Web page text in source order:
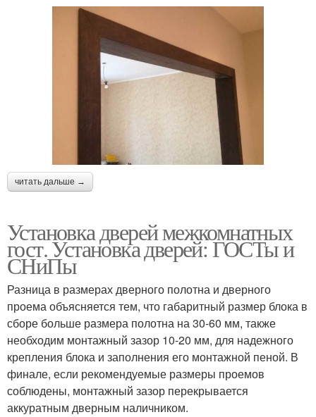
читать дальше →
Установка дверей межкомнатных
гост. Установка дверей: ГОСТы и
СНиПы
Разница в размерах дверного полотна и дверного
проема объясняется тем, что габаритный размер блока в
сборе больше размера полотна на 30-60 мм, также
необходим монтажный зазор 10-20 мм, для надежного
крепления блока и заполнения его монтажной пеной. В
финале, если рекомендуемые размеры проемов
соблюдены, монтажный зазор перекрывается
аккуратным дверным наличником.